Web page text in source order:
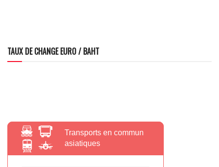
TAUX DE CHANGE EURO / BAHT
Transports en commun
asiatiques